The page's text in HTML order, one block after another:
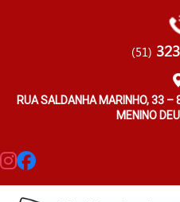
(51)
RUA SALDANHA MARINHO, 33
MENINO